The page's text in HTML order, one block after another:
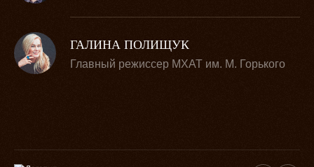
ГАЛИНА ПОЛИЩУК
Главный режиссер МХАТ им. М. Горького